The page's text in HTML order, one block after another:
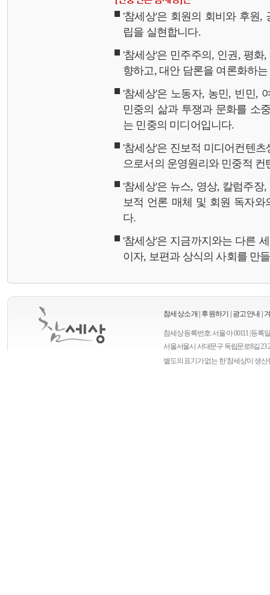
'참세상'은 회원의 회비와 후원,
립을 실현합니다.
'참세상'은 민주주의, 인권, 평
향하고, 대안 담론을 여론화하
'참세상'은 노동자, 농민, 빈민,
민중의 삶과 투쟁과 문화를 소
는 민중의 미디어입니다.
'참세상'은 진보적 미디어컨텐
으로서의 운영원리와 민중적
'참세상'은 뉴스, 영상, 칼럼주
보적 언론 매체 및 회원 독자와
다.
'참세상'은 지금까지와는 다른
이자, 보편과 상식의 사회를 만
참세상소개 후원하기 광고안내
참세상 등록번호: 서울 아 00111 | 등록
서울서울시 서대문구 독립문로8길 23
별도의 표기가 없는 한 '참세상'이 생